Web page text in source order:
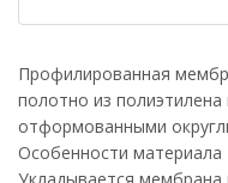
Профилированная
полотно из
отформованными
Особенности материала